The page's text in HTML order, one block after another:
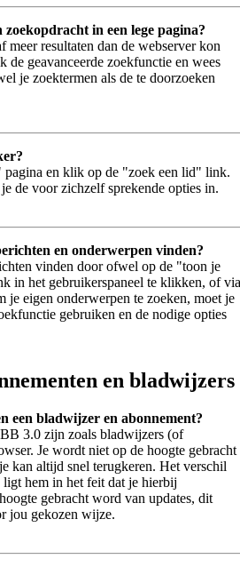
in een lege pagina?
meer resultaten dan de webserver kon
de geavanceerde zoekfunctie en wees
je zoektermen als de te doorzoeken
pagina en klik op de "zoek een lid" link.
de voor zichzelf sprekende opties in.
en onderwerpen vinden?
vinden door ofwel op de "toon je
in het gebruikerspaneel te klikken, of via
je eigen onderwerpen te zoeken, moet je
gebruiken en de nodige opties
en bladwijzers
een bladwijzer en abonnement?
3.0 zijn zoals bladwijzers (of
Je wordt niet op de hoogte gebracht
kan altijd snel terugkeren. Het verschil
ligt hem in het feit dat je hierbij
gebracht word van updates, dit
jou gekozen wijze.